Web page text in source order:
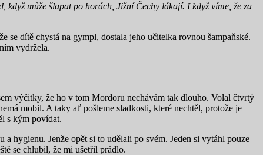
když může šlapat po horách, Jižní Čechy lákají. I když víme, že za
dítě chystá na gympl, dostala jeho učitelka rovnou šampaňské.
vydržela.
výčitky, že ho v tom Mordoru nechávám tak dlouho. Volal čtvrtý
mobil. A taky ať pošleme sladkosti, které nechtěl, protože je
s kým povídat.
hygienu. Jenže opět si to udělali po svém. Jeden si vytáhl pouze
se chlubil, že mi ušetřil prádlo.